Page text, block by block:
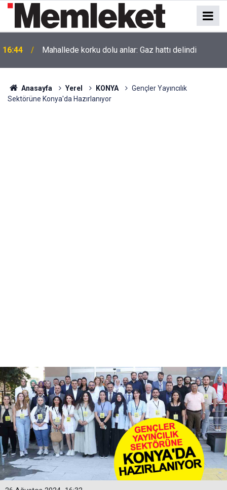
16:44 Mahallede korku dolu anlar: Gaz hattı delindi
Anasayfa Yerel KONYA
Gençler Yayıncılık
Sektörüne Konya'da Hazırlanıyor